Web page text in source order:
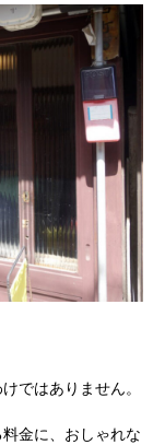
ではありません。
金に、おしゃれな